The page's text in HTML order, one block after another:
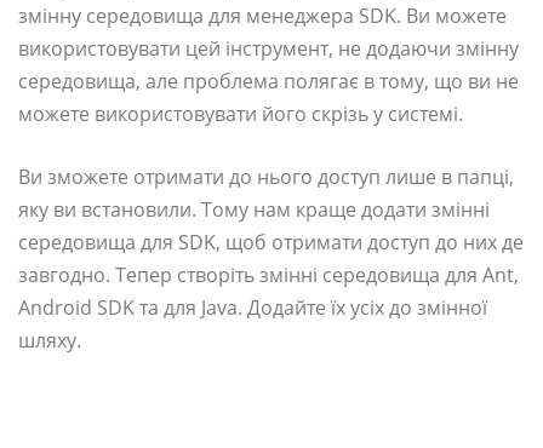
змінну середовища для менеджера SDK. Ви можете
використовувати цей інструмент, не додаючи змінну
середовища, але проблема полягає в тому, що ви не
можете використовувати його скрізь у системі.
Ви зможете отримати до нього доступ лише в папці,
яку ви встановили. Тому нам краще додати змінні
середовища для SDK, щоб отримати доступ до них де
завгодно. Тепер створіть змінні середовища для Ant,
Android SDK та для Java. Додайте їх усіх до змінної
шляху.